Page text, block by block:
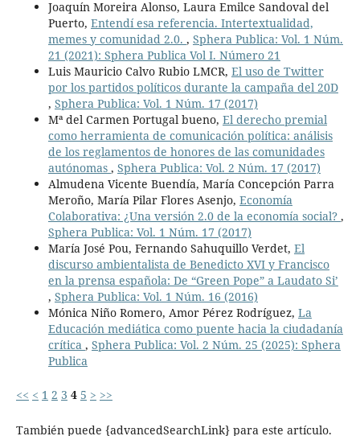
Joaquín Moreira Alonso, Laura Emilce Sandoval del
Puerto, Entendí esa referencia. Intertextualidad,
memes y comunidad 2.0. , Sphera Publica: Vol. 1 Núm.
21 (2021): Sphera Publica Vol I. Número 21
Luis Mauricio Calvo Rubio LMCR, El uso de Twitter
por los partidos políticos durante la campaña del 20D
, Sphera Publica: Vol. 1 Núm. 17 (2017)
Mª del Carmen Portugal bueno, El derecho premial
como herramienta de comunicación política: análisis
de los reglamentos de honores de las comunidades
autónomas , Sphera Publica: Vol. 2 Núm. 17 (2017)
Almudena Vicente Buendía, María Concepción Parra
Meroño, María Pilar Flores Asenjo, Economía
Colaborativa: ¿Una versión 2.0 de la economía social? ,
Sphera Publica: Vol. 1 Núm. 17 (2017)
María José Pou, Fernando Sahuquillo Verdet, El
discurso ambientalista de Benedicto XVI y Francisco
en la prensa española: De “Green Pope” a Laudato Si’
, Sphera Publica: Vol. 1 Núm. 16 (2016)
Mónica Niño Romero, Amor Pérez Rodríguez, La
Educación mediática como puente hacia la ciudadanía
crítica , Sphera Publica: Vol. 2 Núm. 25 (2025): Sphera
Publica
<< < 1 2 3 4 5 > >>
También puede {advancedSearchLink} para este artículo.